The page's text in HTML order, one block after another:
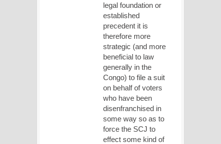
legal foundation or
established
precedent it is
therefore more
strategic (and more
beneficial to law
generally in the
Congo) to file a suit
on behalf of voters
who have been
disenfranchised in
some way so as to
force the SCJ to
effect some kind of